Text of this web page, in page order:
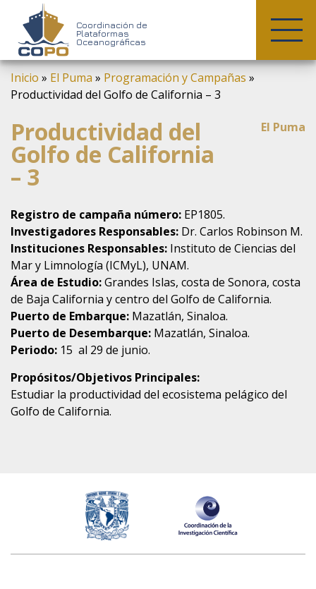
Skip
content
Coordinación de
Plataformas
Oceanográficas
Inicio » El Puma » Programación y Campañas »
Productividad del Golfo de California – 3
Productividad del
Golfo de California
– 3
El Puma
Registro de campaña número: EP1805.
Investigadores Responsables: Dr. Carlos Robinson M.
Instituciones Responsables: Instituto de Ciencias del
Mar y Limnología (ICMyL), UNAM.
Área de Estudio:Grandes Islas, costa de Sonora, costa
de Baja California y centro del Golfo de California.
Puerto de Embarque: Mazatlán, Sinaloa.
Puerto de Desembarque: Mazatlán, Sinaloa.
Periodo: 15 al 29 de junio.
Propósitos/Objetivos Principales:
Estudiar la productividad del ecosistema pelágico del
Golfo de California.